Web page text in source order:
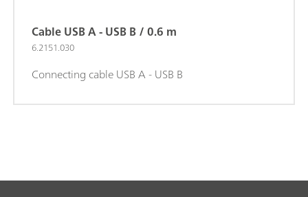
Cable USB A - USB B / 0.6 m
6.2151.030
Connecting cable USB A - USB B